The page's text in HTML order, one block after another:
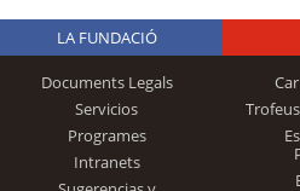
LA FUNDACIÓ
Documents Legals
Servicios
Programes
Intranets